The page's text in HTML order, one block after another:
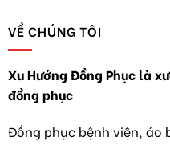
VỀ CHÚNG TÔI
Xu Hướng Đồng Phục là
đồng phục
Đồng phục bệnh viện, áo